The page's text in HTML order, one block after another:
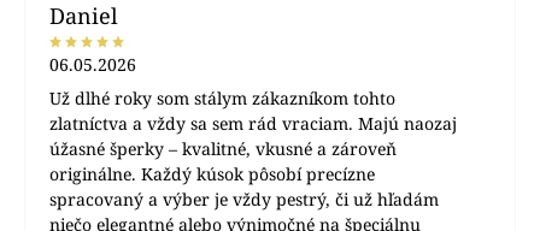
Daniel
06.05.2026
Už dlhé roky som stálym zákazníkom tohto
zlatníctva a vždy sa sem rád vraciam. Majú naozaj
úžasné šperky – kvalitné, vkusné a zároveň
originálne. Každý kúsok pôsobí precízne
spracovaný a výber je vždy pestrý, či už hľadám
niečo elegantné alebo výnimočné na špeciálnu